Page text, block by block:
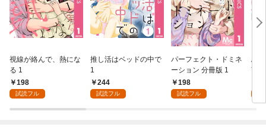
視線が絡んで、熱にな
る 1
198
試読フル
推し活はベッドの中で
1
244
試読フル
パーフェクト・ドミネ
ーション 分冊版 1
198
試読フル
ふ
言